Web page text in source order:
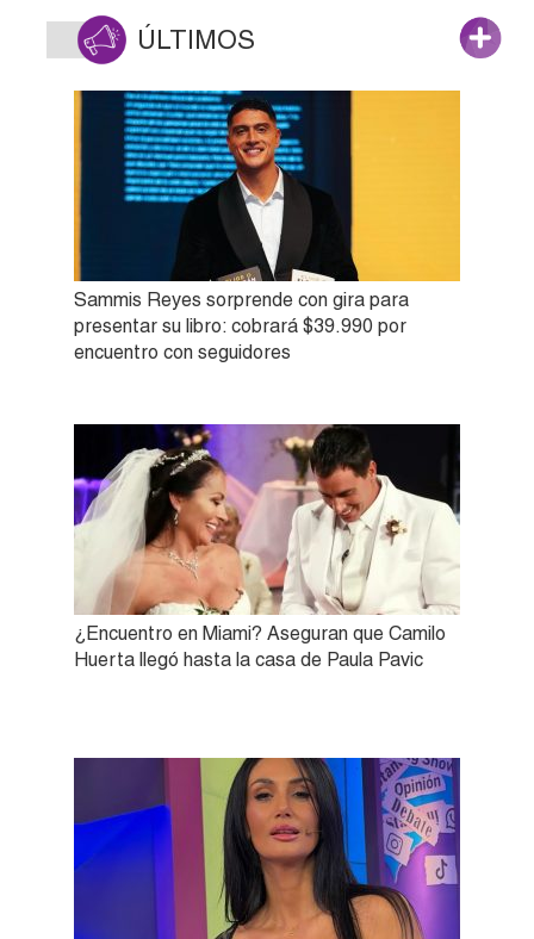
ÚLTIMOS
Sammis Reyes sorprende con gira para
presentar su libro: cobrará $39.990 por
encuentro con seguidores
¿Encuentro en Miami? Aseguran que Camilo
Huerta llegó hasta la casa de Paula Pavic